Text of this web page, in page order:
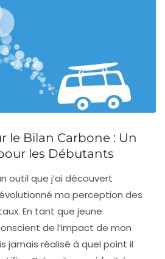
le Bilan Carbone : Un
les Débutants
outil que j’ai découvert
ma perception des
En tant que jeune
de l’impact de mon
jamais réalisé à quel point il